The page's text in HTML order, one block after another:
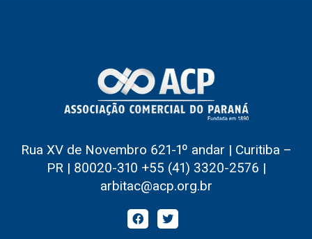
Rua XV de Novembro 621-1º andar | Curitiba –
PR | 80020-310 +55 (41) 3320-2576 |
arbitac@acp.org.br